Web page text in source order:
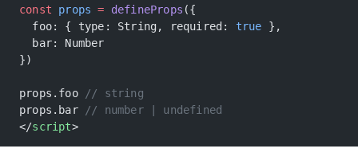
const props = defineProps ({
  foo: { type: String, required:
true },
  bar: Number
})
props.foo
// string
props.bar
// number | undefined
</script>